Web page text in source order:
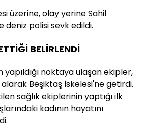
üzerine, olay yerine Sahil
deniz polisi sevk edildi.
BELİRLENDİ
yapıldığı noktaya ulaşan ekipler,
alarak Beşiktaş İskelesi'ne getirdi.
sağlık ekiplerinin yaptığı ilk
kadının hayatını